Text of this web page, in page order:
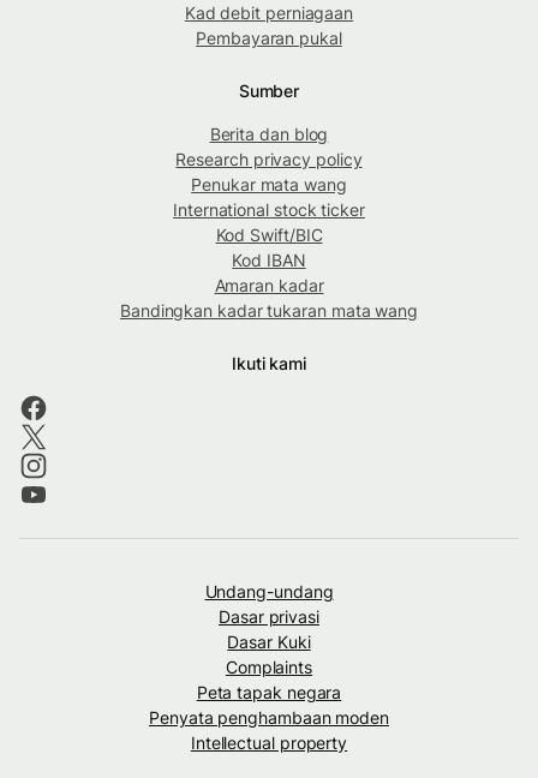
Kad debit perniagaan
Pembayaran pukal
Sumber
Berita dan blog
Research privacy policy
Penukar mata wang
International stock ticker
Kod Swift/BIC
Kod IBAN
Amaran kadar
Bandingkan kadar tukaran mata wang
Ikuti kami
Undang-undang
Dasar privasi
Dasar Kuki
Complaints
Peta tapak negara
Penyata penghambaan moden
Intellectual property